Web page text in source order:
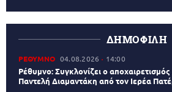
ΔΗΜΟΦΙΛΗ
ΡΕΘΥΜΝΟ 04.08.2026 14:00
Ρέθυμνο: Συγκλονίζει ο
Παντελή Διαμαντάκη από τον Ιερέα